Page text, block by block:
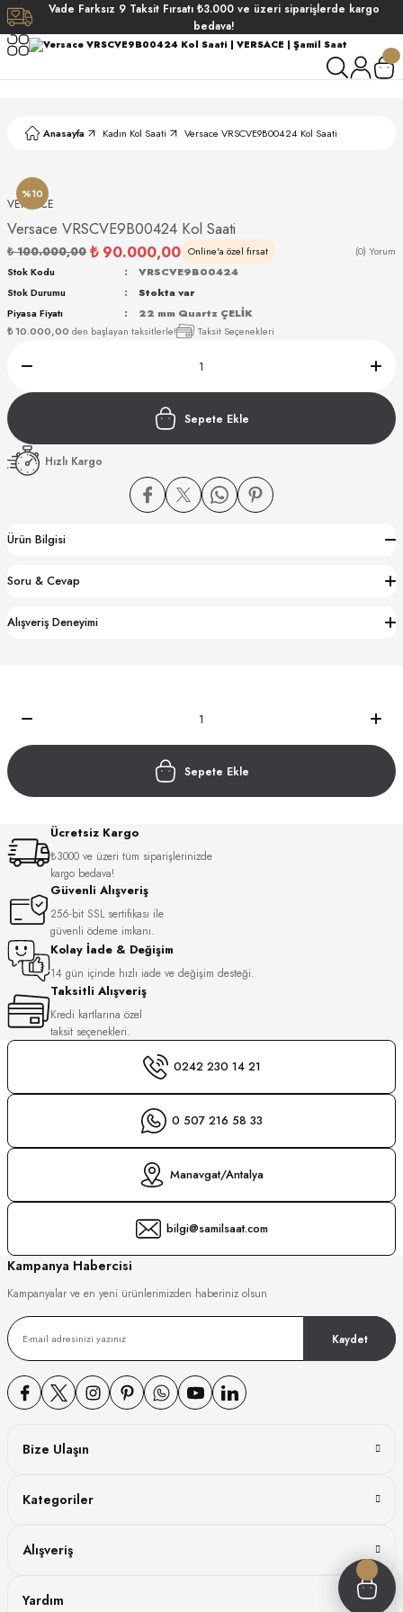
Vade Farksız 9 Taksit Fırsatı ₺3.000 ve üzeri siparişlerde kargo
bedava!
Anasayfa Kadın Kol Saati Versace VRSCVE9B00424 Kol Saati
%10
VERSACE
Versace VRSCVE9B00424 Kol Saati
₺ 100.000,00 ₺ 90.000,00 Online'a özel fırsat (0) Yorum
₺ 10.000,00 den başlayan taksitlerle! Taksit Seçenekleri
Stok Kodu
VRSCVE9B00424
Stok Durumu
Stokta var
Piyasa Fiyatı
22 mm Quartz ÇELİK
Sepete Ekle
Hızlı Kargo
Ürün Bilgisi
Soru & Cevap
Alışveriş Deneyimi
Sepete Ekle
Ücretsiz Kargo
₺3000 ve üzeri tüm siparişlerinizde
kargo bedava!
Güvenli Alışveriş
256-bit SSL sertifikası ile
güvenli ödeme imkanı.
Kolay İade & Değişim
14 gün içinde hızlı iade ve değişim desteği.
Taksitli Alışveriş
Kredi kartlarına özel
taksit seçenekleri.
0242 230 14 21
0 507 216 58 33
Manavgat/Antalya
bilgi@samilsaat.com
Kampanya Habercisi
Kampanyalar ve en yeni ürünlerimizden haberiniz olsun
Kaydet
Bize Ulaşın
Kategoriler
Alışveriş
Yardım
WATCH
WATCH